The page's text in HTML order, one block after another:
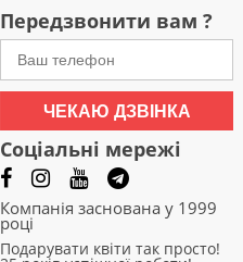
Передзвонити вам ?
ЧЕКАЮ ДЗВІНКА
Соціальні мережі
Компанія заснована у 1999
році
Подарувати квіти так просто!